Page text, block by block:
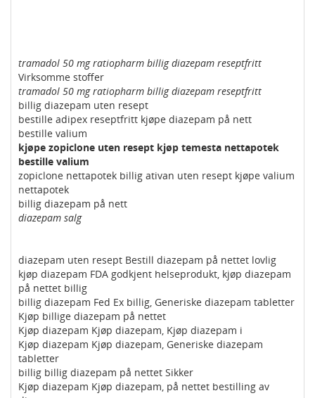
tramadol 50 mg ratiopharm billig diazepam reseptfritt
Virksomme stoffer
tramadol 50 mg ratiopharm billig diazepam reseptfritt
billig diazepam uten resept
bestille adipex reseptfritt kjøpe diazepam på nett
bestille valium
kjøpe zopiclone uten resept kjøp temesta nettapotek
bestille valium
zopiclone nettapotek billig ativan uten resept kjøpe valium
nettapotek
billig diazepam på nett
diazepam salg
diazepam uten resept Bestill diazepam på nettet lovlig
kjøp diazepam FDA godkjent helseprodukt, kjøp diazepam
på nettet billig
billig diazepam Fed Ex billig, Generiske diazepam tabletter
Kjøp billige diazepam på nettet
Kjøp diazepam Kjøp diazepam, Kjøp diazepam i
Kjøp diazepam Kjøp diazepam, Generiske diazepam
tabletter
billig billig diazepam på nettet Sikker
Kjøp diazepam Kjøp diazepam, på nettet bestilling av